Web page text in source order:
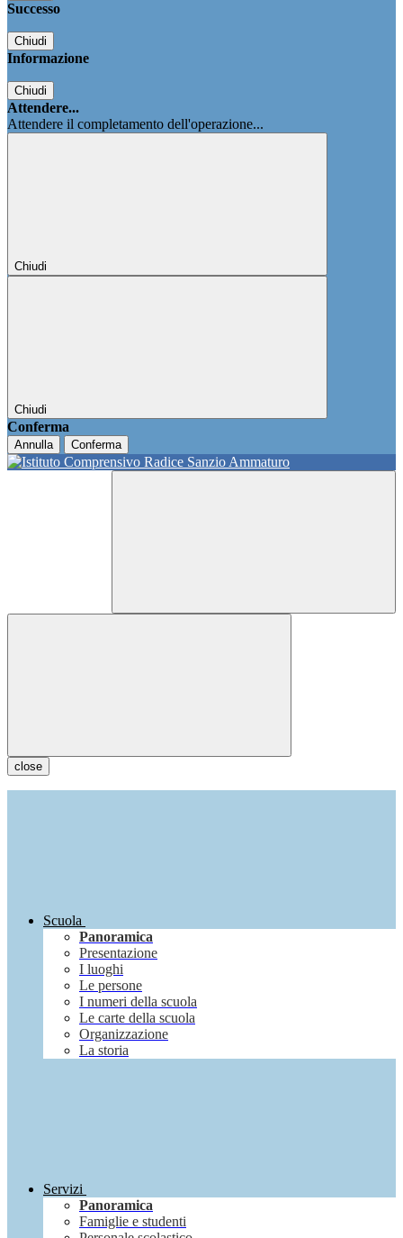
Successo
Chiudi
Informazione
Chiudi
Attendere...
Attendere il completamento dell'operazione...
Chiudi
Chiudi
Conferma
Annulla Conferma
close
Scuola
Panoramica
Presentazione
I luoghi
Le persone
I numeri della scuola
Le carte della scuola
Organizzazione
La storia
Servizi
Panoramica
Famiglie e studenti